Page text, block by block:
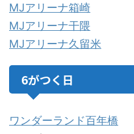
MJアリーナ箱崎
MJアリーナ干隈
MJアリーナ久留米
6がつく日
ワンダーランド百年橋